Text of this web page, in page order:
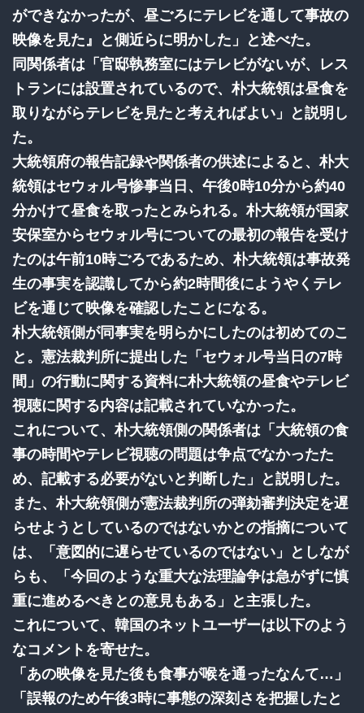
ができなかったが、昼ごろにテレビを通して事故の
映像を見た』と側近らに明かした」と述べた。
同関係者は「官邸執務室にはテレビがないが、レス
トランには設置されているので、朴大統領は昼食を
取りながらテレビを見たと考えればよい」と説明し
た。
大統領府の報告記録や関係者の供述によると、朴大
統領はセウォル号惨事当日、午後0時10分から約40
分かけて昼食を取ったとみられる。朴大統領が国家
安保室からセウォル号についての最初の報告を受け
たのは午前10時ごろであるため、朴大統領は事故発
生の事実を認識してから約2時間後にようやくテレ
ビを通じて映像を確認したことになる。
朴大統領側が同事実を明らかにしたのは初めてのこ
と。憲法裁判所に提出した「セウォル号当日の7時
間」の行動に関する資料に朴大統領の昼食やテレビ
視聴に関する内容は記載されていなかった。
これについて、朴大統領側の関係者は「大統領の食
事の時間やテレビ視聴の問題は争点でなかったた
め、記載する必要がないと判断した」と説明した。
また、朴大統領側が憲法裁判所の弾劾審判決定を遅
らせようとしているのではないかとの指摘について
は、「意図的に遅らせているのではない」としなが
らも、「今回のような重大な法理論争は急がずに慎
重に進めるべきとの意見もある」と主張した。
これについて、韓国のネットユーザーは以下のよう
なコメントを寄せた。
「あの映像を見た後も食事が喉を通ったなんて…」
「誤報のため午後3時に事態の深刻さを把握したと